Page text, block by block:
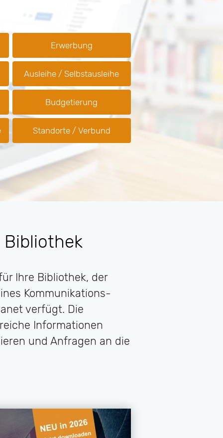
Erwerbung
Ausleihe / Selbstausleihe
Budgetierung
Standorte / Verbund
Bibliothek
Ihre Bibliothek, der
Kommunikations-
verfügt. Die
Informationen
und Anfragen an die